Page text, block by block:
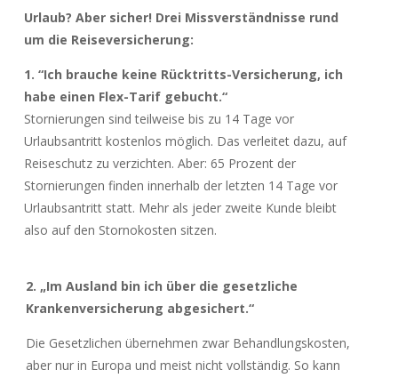
Urlaub? Aber sicher! Drei Missverständnisse rund
um die Reiseversicherung:
1. “Ich brauche keine Rücktritts-Versicherung, ich
habe einen Flex-Tarif gebucht.“
Stornierungen sind teilweise bis zu 14 Tage vor
Urlaubsantritt kostenlos möglich. Das verleitet dazu, auf
Reiseschutz zu verzichten. Aber: 65 Prozent der
Stornierungen finden innerhalb der letzten 14 Tage vor
Urlaubsantritt statt. Mehr als jeder zweite Kunde bleibt
also auf den Stornokosten sitzen.
2. „Im Ausland bin ich über die gesetzliche
Krankenversicherung abgesichert.“
Die Gesetzlichen übernehmen zwar Behandlungskosten,
aber nur in Europa und meist nicht vollständig. So kann